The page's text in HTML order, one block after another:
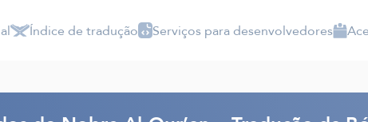
Índice de tradução Serviços para desenvolvedores